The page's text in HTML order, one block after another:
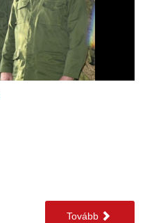
Tovább